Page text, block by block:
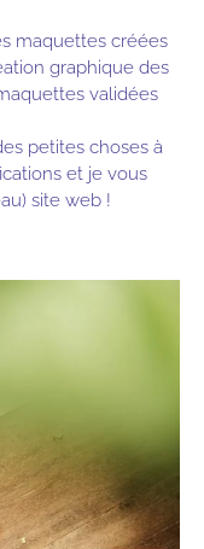
maquettes créées
graphique des
validées
petites choses à
et je vous
site web !